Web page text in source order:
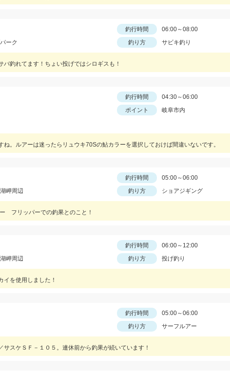
釣行時間
06:00～08:00
ーク 釣り方 サビキ釣り
バ釣れてます！ちょい投げではシロギスも！
釣行時間
04:30～06:00
ポイント
岐阜市内
ね。ルアーは迷ったらリュウキ70Sの鮎カラーを選択しておけば間違いないです。
釣行時間
05:00～06:00
岬周辺 釣り方 ショアジギング
フリッパーでの釣果とのこと！
釣行時間
06:00～12:00
岬周辺 釣り方 投げ釣り
イを使用しました！
釣行時間
05:00～06:00
釣り方 サーフルアー
サスケＳＦ－１０５。連休前から釣果が続いています！